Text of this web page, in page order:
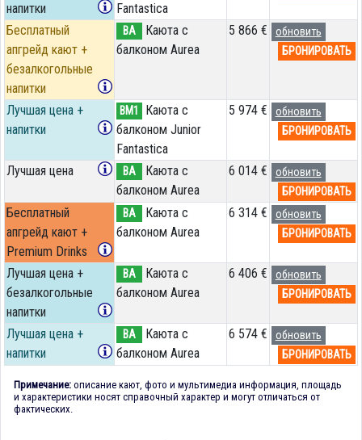
напитки
Fantastica
Бесплатный
апгрейд кают +
безалкогольные
напитки
BA
Каюта с
балконом Aurea
5 866 €
обновить
БРОНИРОВАТЬ
Лучшая цена +
напитки
BM1
Каюта с
балконом Junior
Fantastica
5 974 €
обновить
БРОНИРОВАТЬ
Лучшая цена BA
Каюта с
балконом Aurea
6 014 €
обновить
БРОНИРОВАТЬ
Бесплатный
апгрейд кают +
Premium Drinks
BA
Каюта с
балконом Aurea
6 314 €
обновить
БРОНИРОВАТЬ
Лучшая цена +
безалкогольные
напитки
BA
Каюта с
балконом Aurea
6 406 €
обновить
БРОНИРОВАТЬ
Лучшая цена +
напитки
BA
Каюта с
балконом Aurea
6 574 €
обновить
БРОНИРОВАТЬ
Примечание: описание кают, фото и мультимедиа информация, площадь
и характеристики носят справочный характер и могут отличаться от
фактических.